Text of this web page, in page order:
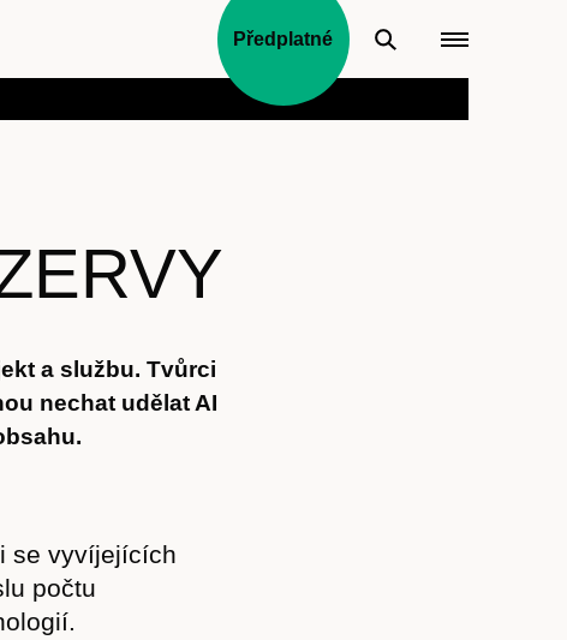
Předplatné
a službu. Tvůrci
nechat udělat AI
se vyvíjejících
počtu